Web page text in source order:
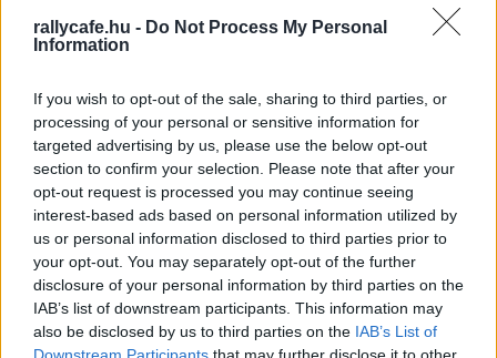
rallycafe.hu - Do Not Process My Personal
Information
If you wish to opt-out of the sale, sharing to third parties, or
processing of your personal or sensitive information for
targeted advertising by us, please use the below opt-out
section to confirm your selection. Please note that after your
opt-out request is processed you may continue seeing
interest-based ads based on personal information utilized by
us or personal information disclosed to third parties prior to
your opt-out. You may separately opt-out of the further
disclosure of your personal information by third parties on the
IAB’s list of downstream participants. This information may
also be disclosed by us to third parties on the IAB’s List of
UTÁNPÓTLÁS
Vissza az iskolapadba: Max Verstappen
szentélyében folytatja szezonját Molnár
Martin